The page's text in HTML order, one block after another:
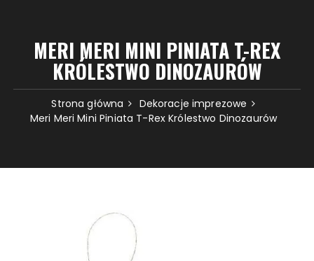
MERI MERI MINI PINIATA T-REX
KRÓLESTWO DINOZAURÓW
Strona główna
Dekoracje imprezowe
Meri Meri Mini Piniata T-Rex Królestwo Dinozaurów